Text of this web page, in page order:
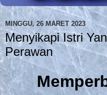
MINGGU, 26 MARET 2023
Menyikapi Istri
Perawan